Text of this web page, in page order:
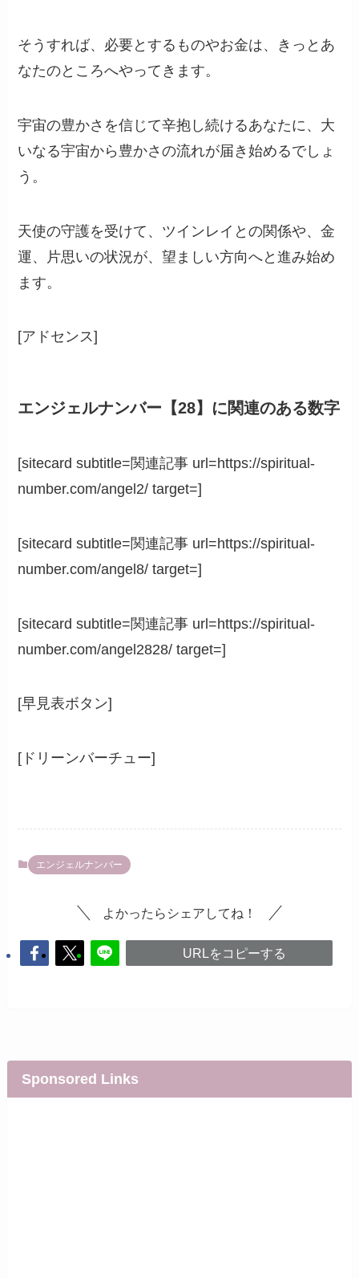
そうすれば、必要とするものやお金は、きっとあ
なたのところへやってきます。
宇宙の豊かさを信じて辛抱し続けるあなたに、大
いなる宇宙から豊かさの流れが届き始めるでしょ
う。
天使の守護を受けて、ツインレイとの関係や、金
運、片思いの状況が、望ましい方向へと進み始め
ます。
[アドセンス]
エンジェルナンバー【28】に関連のある数字
[sitecard subtitle=関連記事 url=https://spiritual-
number.com/angel2/ target=]
[sitecard subtitle=関連記事 url=https://spiritual-
number.com/angel8/ target=]
[sitecard subtitle=関連記事 url=https://spiritual-
number.com/angel2828/ target=]
[早見表ボタン]
[ドリーンバーチュー]
エンジェルナンバー
よかったらシェアしてね！
URLをコピーする
Sponsored Links